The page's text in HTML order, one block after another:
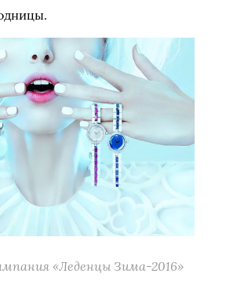
«Леденцы Зима-2016»